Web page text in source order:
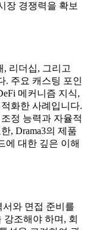
장 경쟁력을 확보
, 리더십, 그리고
. 주요 캐스팅 포인
메커니즘 지식,
화한 사례입니다.
정 능력과 자율적
, Drama3의 제품
에 대한 깊은 이해
서와 면접 준비를
강조해야 하며, 회